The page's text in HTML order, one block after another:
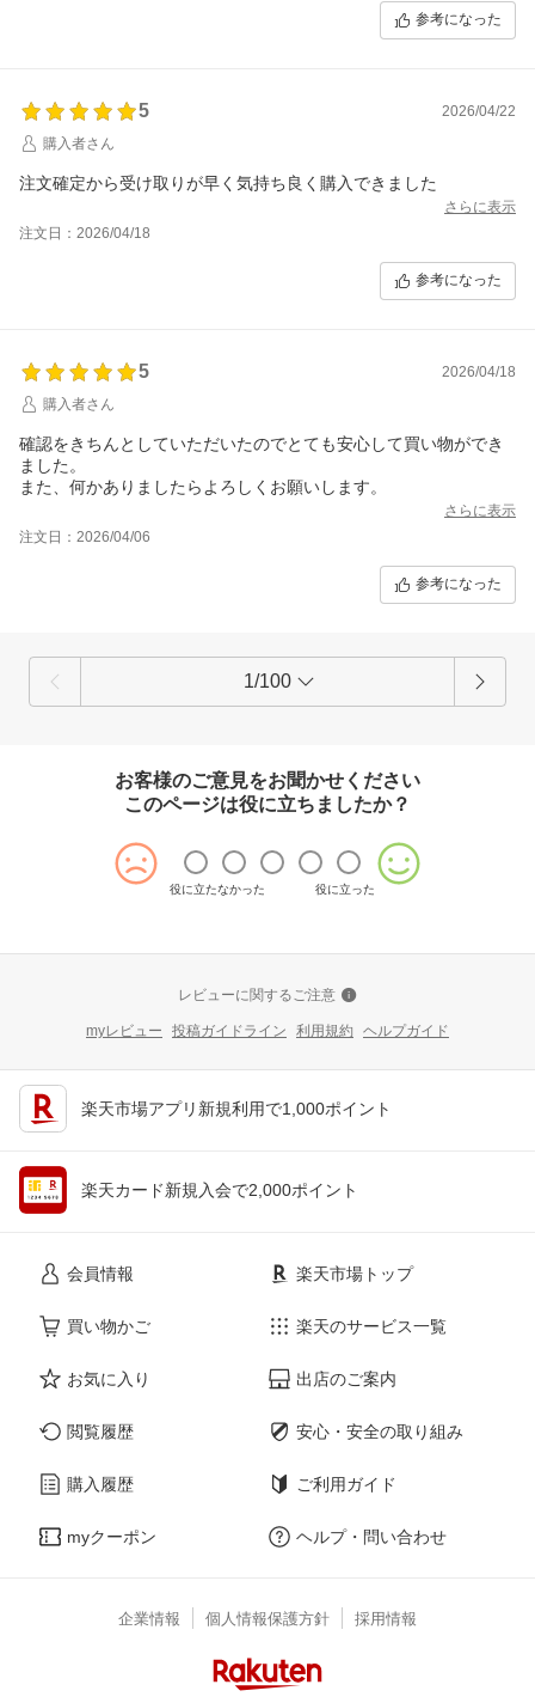
参考になった
5
2026/04/22
購入者さん
注文確定から受け取りが早く気持ち良く購入できました
さらに表示
注文日：2026/04/18
参考になった
5
2026/04/18
購入者さん
確認をきちんとしていただいたのでとても安心して買い物ができ
ました。
また、何かありましたらよろしくお願いします。
さらに表示
注文日：2026/04/06
参考になった
1/100
お客様のご意見をお聞かせください
このページは役に立ちましたか？
役に立たなかった 役に立った
レビューに関するご注意
myレビュー 投稿ガイドライン 利用規約 ヘルプガイド
楽天市場アプリ新規利用で1,000ポイント
楽天カード新規入会で2,000ポイント
会員情報
買い物かご
お気に入り
閲覧履歴
購入履歴
myクーポン
楽天市場トップ
楽天のサービス一覧
出店のご案内
安心・安全の取り組み
ご利用ガイド
ヘルプ・問い合わせ
企業情報 個人情報保護方針 採用情報